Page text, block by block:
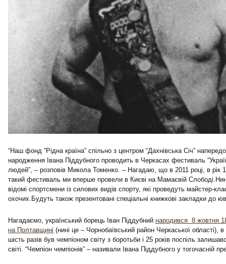
“Наш фонд “Рідна країна” спільно з центром “Дахнівська Січ”
народження Івана Піддубного проводить в Черкасах фестиваль
людей”, – розповів Микола Томенко. – Нагадаю, що в 2011 році, в рік
такий фестиваль ми вперше провели в Києві на Мамаєвій
відомі спортсмени із силових видів спорту, які проведуть майстер-
охочих.Будуть також презентовані спеціальні книжкові закладки до
Нагадаємо, український борець Іван Піддубний народився 8 жовтня
на Полтавщині (нині це – Чорнобаївський район Черкаської області), в
шість разів був чемпіоном світу з боротьби і 25 років поспіль
світі. “Чемпіон чемпіонів” – називали Івана Піддубного у тогочасній